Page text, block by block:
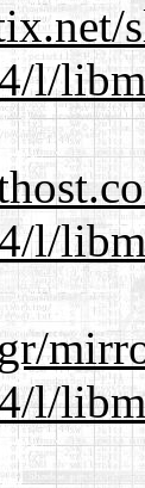
l/
l/
l/